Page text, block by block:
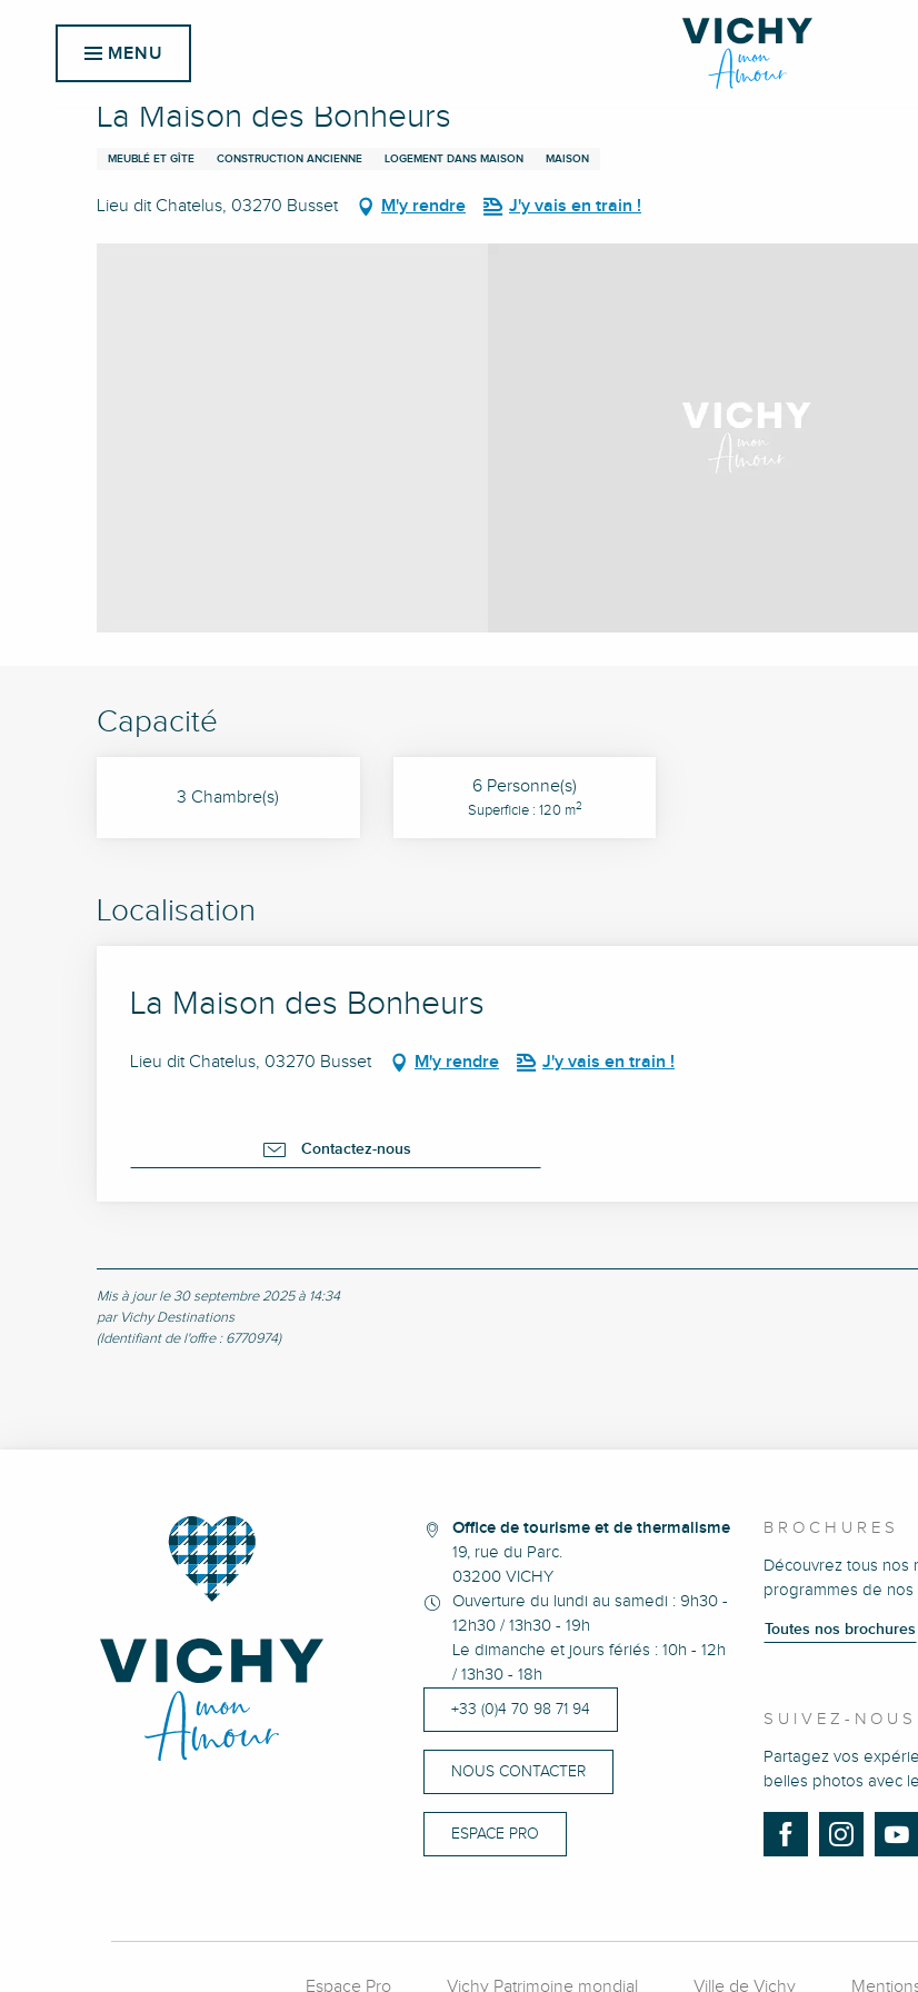
MENU
Accueil La Maison des Bonheurs
La Maison des Bonheurs
MEUBLÉ ET GÎTE CONSTRUCTION ANCIENNE LOGEMENT DANS MAISON MAISON
Lieu dit Chatelus, 03270 Busset M'y rendre J'y vais en train !
Capacité
3 Chambre(s) 6 Personne(s)
Superficie : 120 m2
Localisation
La Maison des Bonheurs
Lieu dit Chatelus, 03270 Busset M'y rendre J'y vais en train !
Contactez-nous
Mis à jour le 30 septembre 2025 à 14:34
par Vichy Destinations
(Identifiant de l'offre : 6770974)
Office de tourisme et de thermalisme
19, rue du Parc.
03200 VICHY
Ouverture du lundi au samedi : 9h30 -
12h30 / 13h30 - 19h
Le dimanche et jours fériés : 10h - 12h
/ 13h30 - 18h
+33 (0)4 70 98 71 94
NOUS CONTACTER
ESPACE PRO
BROCHURES
Découvrez tous nos
programmes de nos
Toutes nos brochures
SUIVEZ-NOUS
Partagez vos
belles photos avec
Espace Pro Vichy Patrimoine mondial Ville de Vichy